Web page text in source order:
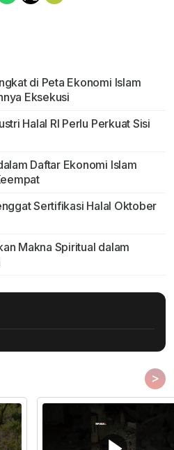
di Peta Ekonomi Islam
Eksekusi
Halal RI Perlu Perkuat Sisi
Daftar Ekonomi Islam
Sertifikasi Halal Oktober
Makna Spiritual dalam
>